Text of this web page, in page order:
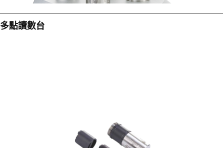
多點讀數台